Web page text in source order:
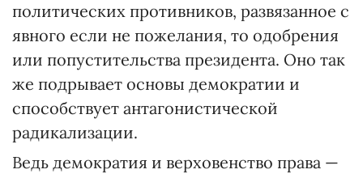
политических противников, развязанное с
явного если не пожелания, то одобрения
или попустительства президента. Оно так
же подрывает основы демократии и
способствует антагонистической
радикализации.
Ведь демократия и верховенство права —